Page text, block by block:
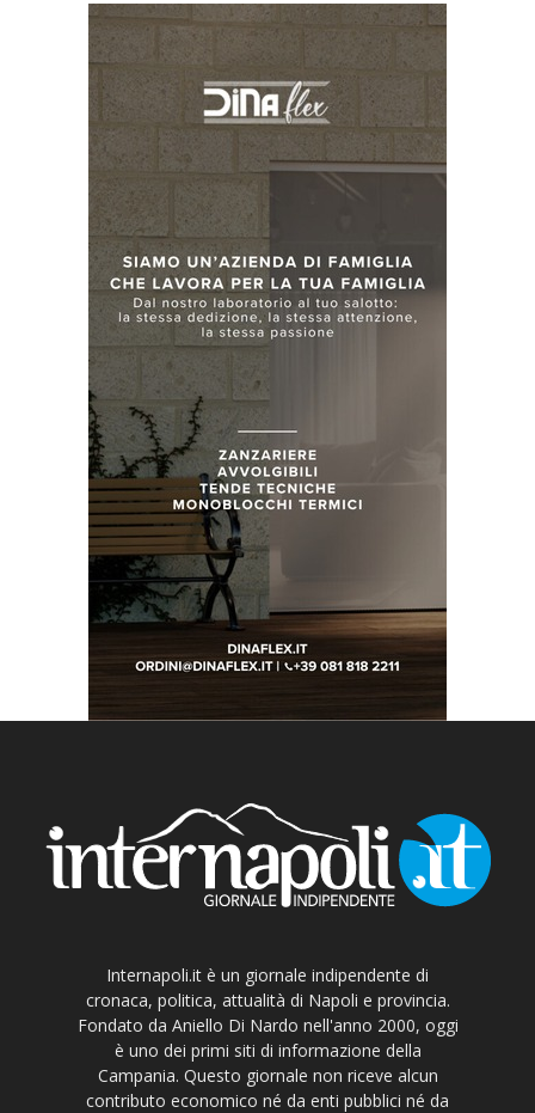
Internapoli.it è un giornale indipendente di
cronaca, politica, attualità di Napoli e provincia.
Fondato da Aniello Di Nardo nell'anno 2000, oggi
è uno dei primi siti di informazione della
Campania. Questo giornale non riceve alcun
contributo economico né da enti pubblici né da